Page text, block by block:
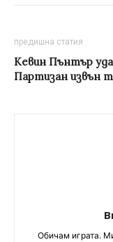
предишна статия
Кевин Пънтър
Партизан извън
Обичам играта.